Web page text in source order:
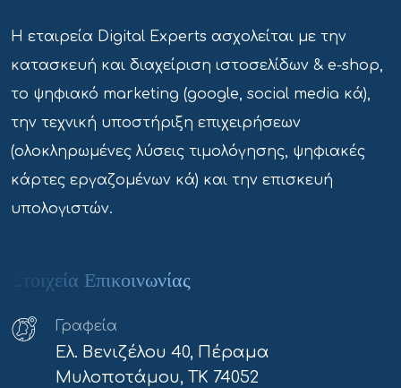
Η εταιρεία Digital Experts ασχολείται με την
κατασκευή και διαχείριση ιστοσελίδων & e-shop,
το ψηφιακό marketing (google, social media κά),
την τεχνική υποστήριξη επιχειρήσεων
(ολοκληρωμένες λύσεις τιμολόγησης, ψηφιακές
κάρτες εργαζομένων κά) και την επισκευή
υπολογιστών.
Στοιχεία Επικοινωνίας
Γραφεία
Ελ. Βενιζέλου 40, Πέραμα
Μυλοποτάμου, ΤΚ 74052